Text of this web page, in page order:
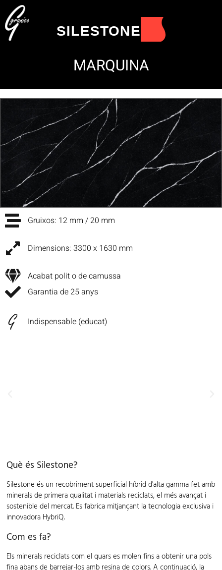
SILESTONE
MARQUINA
Gruixos: 12 mm / 20 mm
Dimensions: 3300 x 1630 mm
Acabat polit o de camussa
Garantia de 25 anys
Indispensable (educat)
Què és Silestone?
Silestone és un recobriment superficial híbrid d'alta gamma fet amb
minerals de primera qualitat i materials reciclats, el més avançat i
sostenible del mercat. Es fabrica mitjançant la tecnologia exclusiva i
innovadora HybriQ.
Com es fa?
Els minerals reciclats com el quars es molen fins a obtenir una pols
fina abans de barrejar-los amb resina de colors. A continuació, la